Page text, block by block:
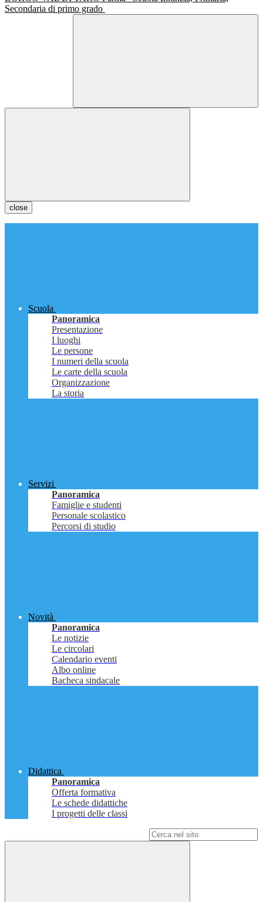
Secondaria di primo grado
close
Scuola
Panoramica
Presentazione
I luoghi
Le persone
I numeri della scuola
Le carte della scuola
Organizzazione
La storia
Servizi
Panoramica
Famiglie e studenti
Personale scolastico
Percorsi di studio
Novità
Panoramica
Le notizie
Le circolari
Calendario eventi
Albo online
Bacheca sindacale
Didattica
Panoramica
Offerta formativa
Le schede didattiche
I progetti delle classi